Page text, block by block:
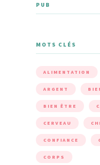
PUB
MOTS CLÉS
ALIMENTATION
ARGENT
BIEN ÊTRE
CERVEAU
CONFIANCE
CORPS